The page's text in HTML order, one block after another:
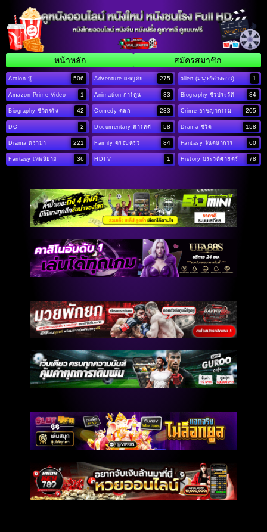
หน้าหลัก สมัครสมาชิก
Action บู๊ 506 Adventure ผจญภัย 275 alien (มนุษย์ต่างดาว) 1
Amazon Prime Video 1 Animation การ์ตูน 33 Biography ชีวประวัติ 84
Biography ชีวิตจริง 42 Comedy ตลก 233 Crime อาชญากรรม 205
DC 2 Documentary สารคดี 58 Drama ชีวิต 158
Drama ดราม่า 221 Family ครอบครัว 84 Fantasy จินตนาการ 60
Fantasy เทพนิยาย 36 HDTV 1 History ประวัติศาสตร์ 78